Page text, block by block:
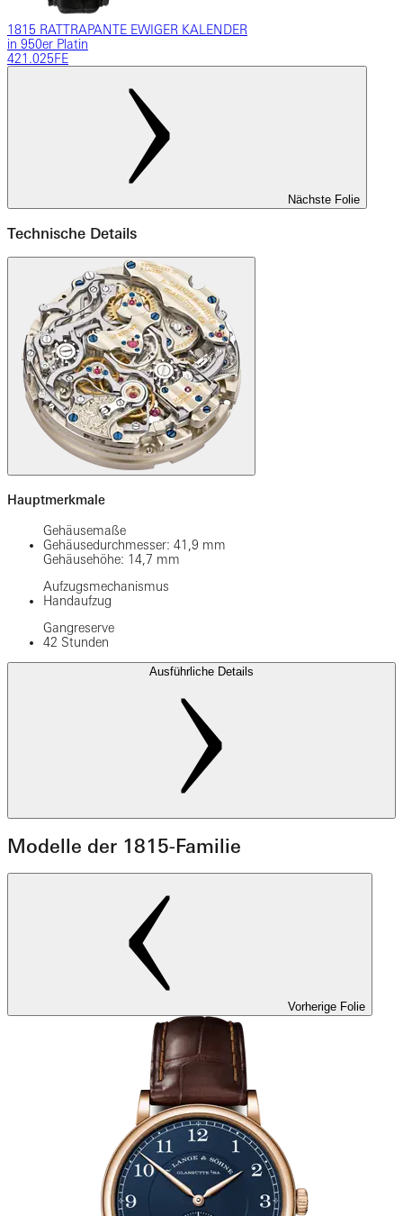
1815 RATTRAPANTE EWIGER KALENDER
in 950er Platin
421.025FE
Nächste Folie
Technische Details
Hauptmerkmale
Gehäusemaße
Gehäusedurchmesser: 41,9 mm
Gehäusehöhe: 14,7 mm
Aufzugsmechanismus
Handaufzug
Gangreserve
42 Stunden
Ausführliche Details
Modelle der 1815-Familie
Vorherige Folie